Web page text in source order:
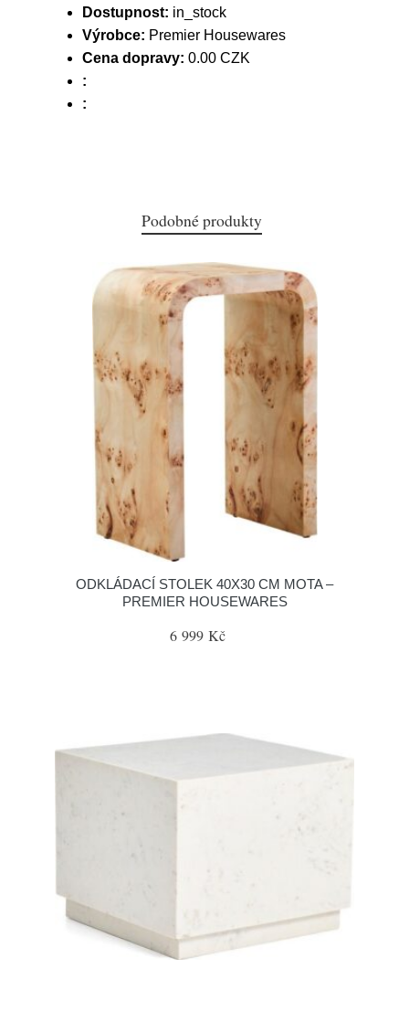
Dostupnost: in_stock
Výrobce: Premier Housewares
Cena dopravy: 0.00 CZK
:
:
Podobné produkty
ODKLÁDACÍ STOLEK 40X30 CM MOTA –
PREMIER HOUSEWARES
6 999 Kč